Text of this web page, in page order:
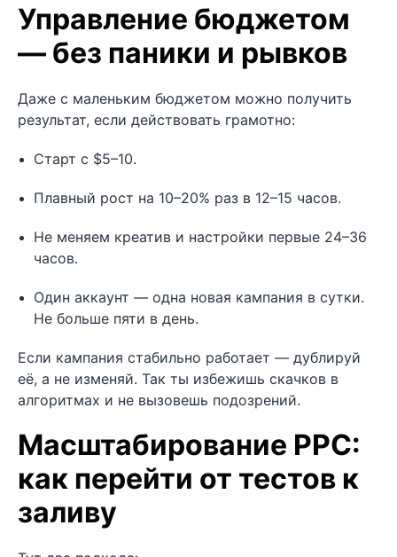
Управление бюджетом
— без паники и рывков
Даже с маленьким бюджетом можно получить
результат, если действовать грамотно:
Старт с $5–10.
Плавный рост на 10–20% раз в 12–15 часов.
Не меняем креатив и настройки первые 24–36
часов.
Один аккаунт — одна новая кампания в сутки.
Не больше пяти в день.
Если кампания стабильно работает — дублируй
её, а не изменяй. Так ты избежишь скачков в
алгоритмах и не вызовешь подозрений.
Масштабирование PPC:
как перейти от тестов к
заливу